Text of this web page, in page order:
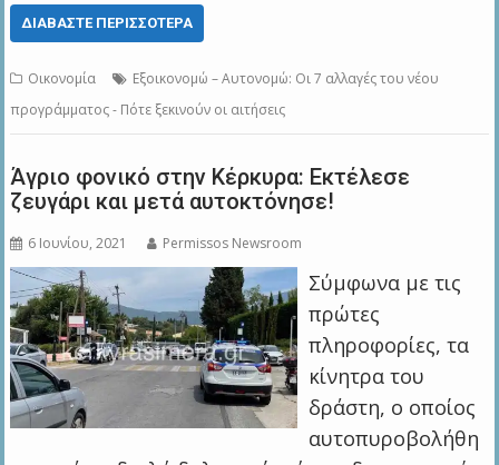
ΔΙΑΒΆΣΤΕ ΠΕΡΙΣΣΌΤΕΡΑ
Οικονομία
Εξοικονομώ – Αυτονομώ: Οι 7 αλλαγές του νέου
προγράμματος - Πότε ξεκινούν οι αιτήσεις
Άγριο φονικό στην Κέρκυρα: Εκτέλεσε
ζευγάρι και μετά αυτοκτόνησε!
6 Ιουνίου, 2021 Permissos Newsroom
Σύμφωνα με τις
πρώτες
πληροφορίες, τα
κίνητρα του
δράστη, ο οποίος
αυτοπυροβολήθη